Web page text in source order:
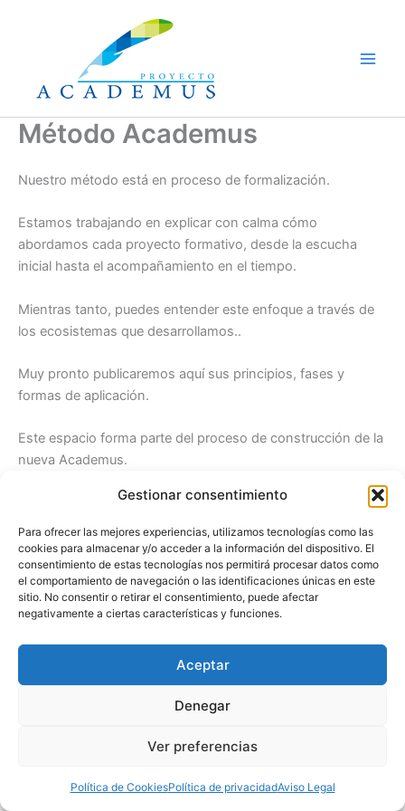
Gestionar consentimiento
Para ofrecer las mejores experiencias, utilizamos tecnologías como las
cookies para almacenar y/o acceder a la información del dispositivo. El
consentimiento de estas tecnologías nos permitirá procesar datos como
el comportamiento de navegación o las identificaciones únicas en este
sitio. No consentir o retirar el consentimiento, puede afectar
negativamente a ciertas características y funciones.
Aceptar
Denegar
Ver preferencias
Política de CookiesPolítica de privacidadAviso Legal
Método Academus
Nuestro método está en proceso de formalización.
Estamos trabajando en explicar con calma cómo
abordamos cada proyecto formativo, desde la escucha
inicial hasta el acompañamiento en el tiempo.
Mientras tanto, puedes entender este enfoque a través de
los ecosistemas que desarrollamos..
Muy pronto publicaremos aquí sus principios, fases y
formas de aplicación.
Este espacio forma parte del proceso de construcción de la
nueva Academus.
Todos los derechos © 2012 - 2026 | El factor humano de la